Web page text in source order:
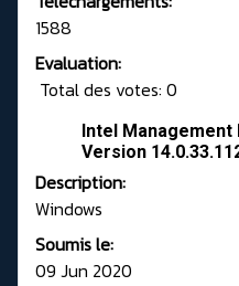
1588
Evaluation:
Total des votes: 0
Intel Management
Version
Description:
Windows
Soumis le:
09 Jun 2020